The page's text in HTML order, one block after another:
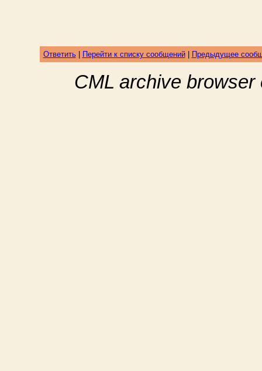
Ответить| Перейти к списку сообщений| Предыдущее
CML archive